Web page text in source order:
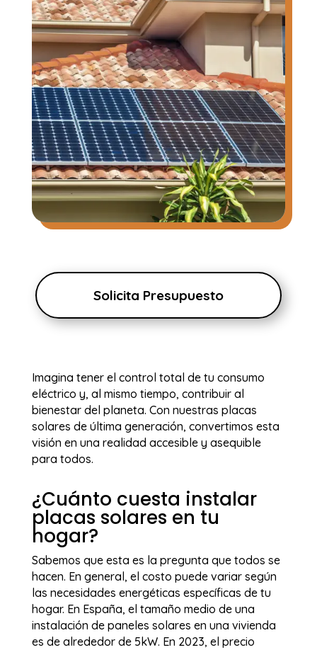
Solicita Presupuesto
Imagina tener el control total de tu consumo
eléctrico y, al mismo tiempo, contribuir al
bienestar del planeta. Con nuestras placas
solares de última generación, convertimos esta
visión en una realidad accesible y asequible
para todos.
¿Cuánto cuesta instalar
placas solares en tu
hogar?
Sabemos que esta es la pregunta que todos se
hacen. En general, el costo puede variar según
las necesidades energéticas específicas de tu
hogar. En España, el tamaño medio de una
instalación de paneles solares en una vivienda
es de alrededor de 5kW. En 2023, el precio